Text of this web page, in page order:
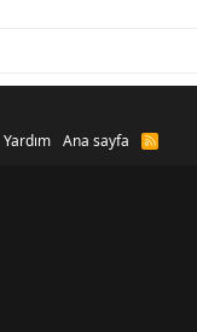
Yardım Ana sayfa
R
S